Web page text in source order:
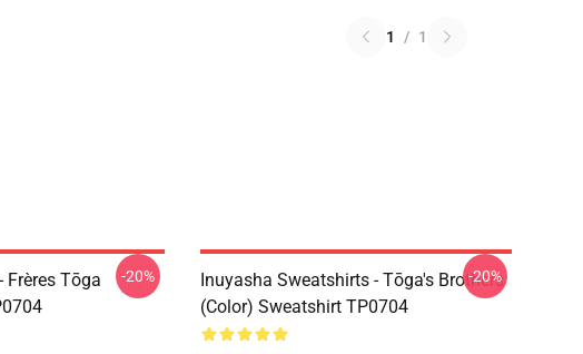
1 / 1
Frères Tōga
-20%
Inuyasha Sweatshirts - Tōga's Brothers
(color) Sweatshirt TP0704
-20%